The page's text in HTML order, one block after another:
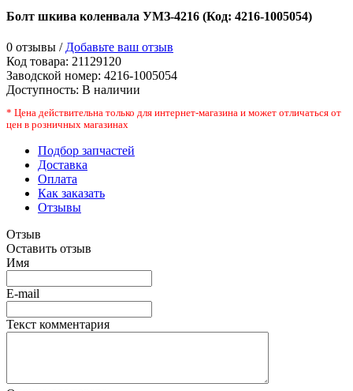
Болт шкива коленвала УМЗ-4216 (Код: 4216-1005054)
0 отзывы / Добавьте ваш отзыв
Код товара: 21129120
Заводской номер: 4216-1005054
Доступность: В наличии
* Цена действительна только для интернет-магазина и может отличаться от
цен в розничных магазинах
Подбор запчастей
Доставка
Оплата
Как заказать
Отзывы
Отзыв
Оставить отзыв
Имя
E-mail
Текст комментария